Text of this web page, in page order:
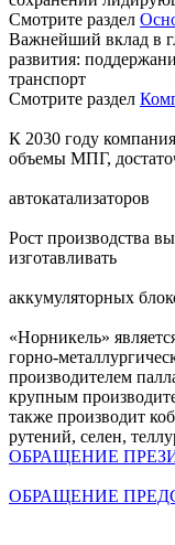
Смотрите раздел
Важнейший вклад в
развития:
транспорт
Смотрите раздел
К 2030 году
объемы МПГ,
автокатализаторов
Рост производства
изготавливать
аккумуляторных
«Норникель»
горно-
производителем
крупным
также производит
рутений, селен,
ОБРАЩЕНИЕ
ОБРАЩЕНИЕ